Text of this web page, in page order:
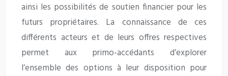
ainsi les possibilités de soutien financier pour les
futurs propriétaires. La connaissance de ces
différents acteurs et de leurs offres respectives
permet aux primo-accédants d’explorer
l’ensemble des options à leur disposition pour